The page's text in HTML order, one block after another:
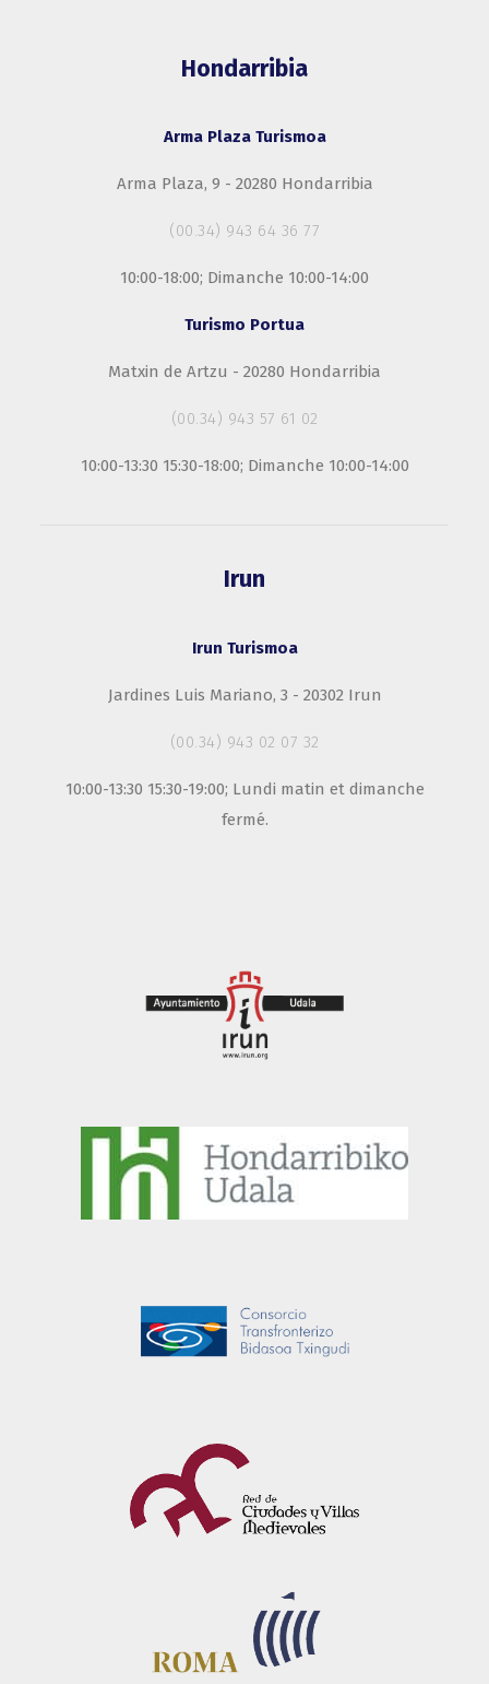
Hondarribia
Arma Plaza Turismoa
Arma Plaza, 9 - 20280 Hondarribia
(00.34) 943 64 36 77
10:00-18:00; Dimanche 10:00-14:00
Turismo Portua
Matxin de Artzu - 20280 Hondarribia
(00.34) 943 57 61 02
10:00-13:30 15:30-18:00; Dimanche 10:00-14:00
Irun
Irun Turismoa
Jardines Luis Mariano, 3 - 20302 Irun
(00.34) 943 02 07 32
10:00-13:30 15:30-19:00; Lundi matin et dimanche
fermé.